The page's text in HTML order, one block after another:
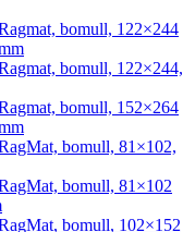
bomull, 122×244
bomull, 122×244,
bomull, 152×264
bomull, 81×102,
bomull, 81×102
bomull, 102×152